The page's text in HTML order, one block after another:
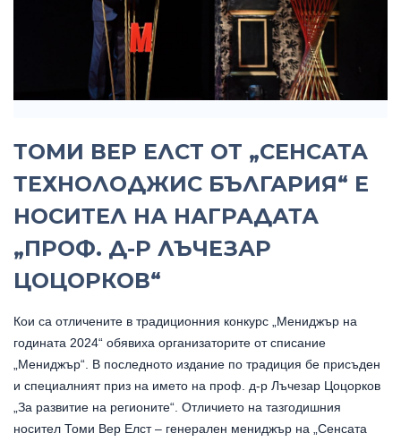
ТОМИ ВЕР ЕЛСТ ОТ „СЕНСАТА
ТЕХНОЛОДЖИС БЪЛГАРИЯ“ Е
НОСИТЕЛ НА НАГРАДАТА
„ПРОФ. Д-Р ЛЪЧЕЗАР
ЦОЦОРКОВ“
Кои са отличените в традиционния конкурс „Мениджър на
годината 2024“ обявиха организаторите от списание
„Мениджър“. В последното издание по традиция бе присъден
и специалният приз на името на проф. д-р Лъчезар Цоцорков
„За развитие на регионите“. Отличието на тазгодишния
носител Томи Вер Елст – генерален мениджър на „Сенсата